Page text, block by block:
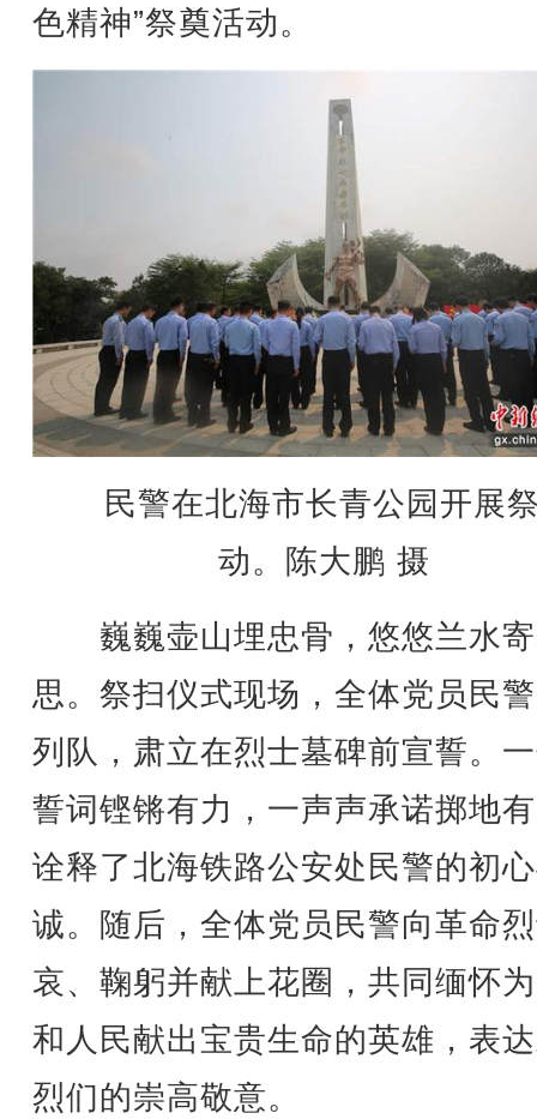
色精神”祭奠活动。
民警在北海市长青公园开展
动。陈大鹏 摄
巍巍壶山埋忠骨，悠悠兰水
思。祭扫仪式现场，全体党员民
列队，肃立在烈士墓碑前宣誓。
誓词铿锵有力，一声声承诺掷地
诠释了北海铁路公安处民警的初
诚。随后，全体党员民警向革命
哀、鞠躬并献上花圈，共同缅怀
和人民献出宝贵生命的英雄，表
烈们的崇高敬意。